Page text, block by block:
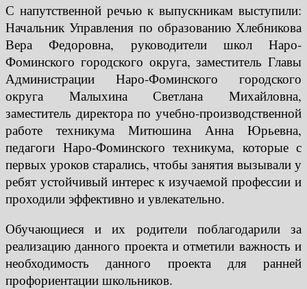
С напутственной речью к выпускникам выступили:
Начальник Управления по образованию Хлебникова
Вера Федоровна, руководители школ Наро-
Фоминского городского округа, заместитель Главы
Администрации Наро-Фоминского городского
округа Малыхина Светлана Михайловна,
заместитель директора по учебно-производственной
работе техникума Митюшина Анна Юрьевна,
педагоги Наро-Фоминского техникума, которые с
первых уроков старались, чтобы занятия вызывали у
ребят устойчивый интерес к изучаемой профессии и
проходили эффективно и увлекательно.
Обучающиеся и их родители поблагодарили за
реализацию данного проекта и отметили важность и
необходимость данного проекта для ранней
профориентации школьников.